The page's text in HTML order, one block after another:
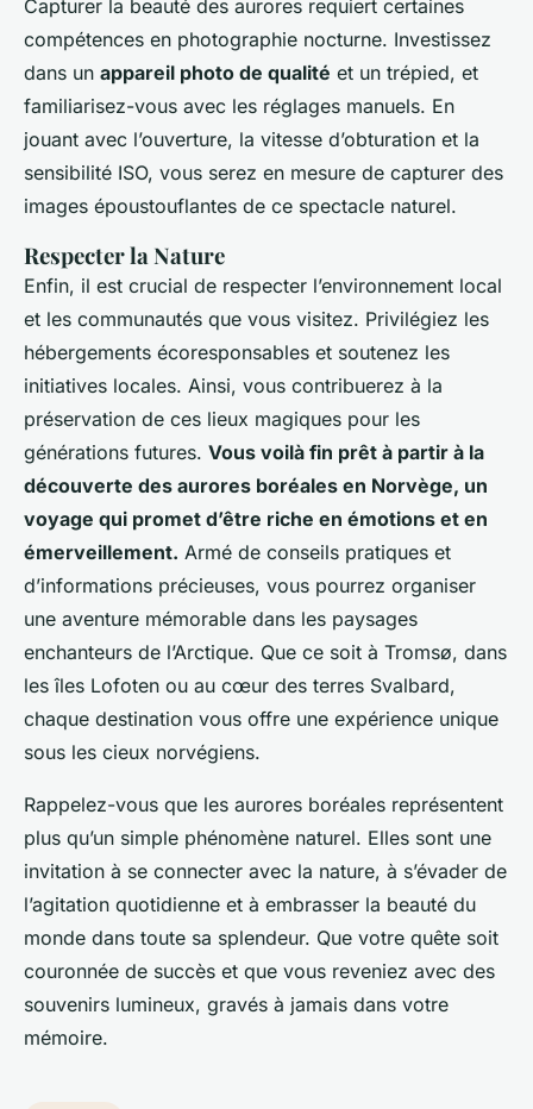
Capturer la beauté des aurores requiert certaines
compétences en photographie nocturne. Investissez
dans un appareil photo de qualité et un trépied, et
familiarisez-vous avec les réglages manuels. En
jouant avec l’ouverture, la vitesse d’obturation et la
sensibilité ISO, vous serez en mesure de capturer des
images époustouflantes de ce spectacle naturel.
Respecter la Nature
Enfin, il est crucial de respecter l’environnement local
et les communautés que vous visitez. Privilégiez les
hébergements écoresponsables et soutenez les
initiatives locales. Ainsi, vous contribuerez à la
préservation de ces lieux magiques pour les
générations futures. Vous voilà fin prêt à partir à la
découverte des aurores boréales en Norvège, un
voyage qui promet d’être riche en émotions et en
émerveillement. Armé de conseils pratiques et
d’informations précieuses, vous pourrez organiser
une aventure mémorable dans les paysages
enchanteurs de l’Arctique. Que ce soit à Tromsø, dans
les îles Lofoten ou au cœur des terres Svalbard,
chaque destination vous offre une expérience unique
sous les cieux norvégiens.
Rappelez-vous que les aurores boréales représentent
plus qu’un simple phénomène naturel. Elles sont une
invitation à se connecter avec la nature, à s’évader de
l’agitation quotidienne et à embrasser la beauté du
monde dans toute sa splendeur. Que votre quête soit
couronnée de succès et que vous reveniez avec des
souvenirs lumineux, gravés à jamais dans votre
mémoire.